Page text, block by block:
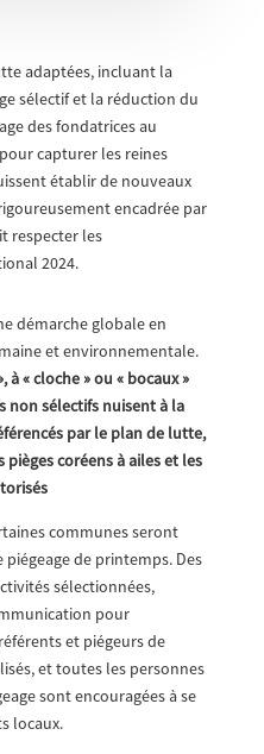
adaptées, incluant la
sélectif et la réduction du
des fondatrices au
capturer les reines
établir de nouveaux
encadrée par
respecter les
2024.
démarche globale en
et environnementale.
« cloche » ou « bocaux »
non sélectifs nuisent à la
par le plan de lutte,
coréens à ailes et les
communes seront
de printemps. Des
sélectionnées,
pour
et piégeurs de
et toutes les personnes
sont encouragées à se
locaux.